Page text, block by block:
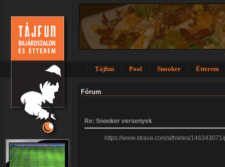
Tájfun Pool Snooker Étterem
Fórum
Re: Snooker versenyek
https://www.strava.com/athletes/